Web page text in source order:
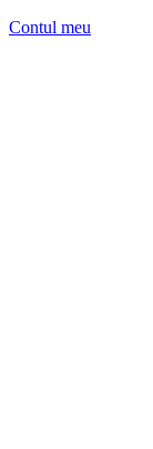
Contul meu